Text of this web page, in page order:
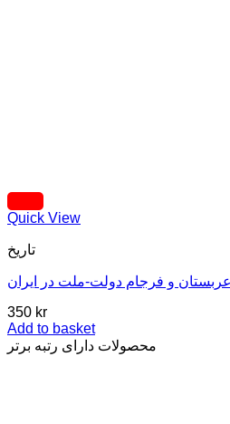
Quick View
تاریخ
و فرجام دولت-ملت در ایران
350 kr
Add to basket
محصولات دارای رتبه برتر